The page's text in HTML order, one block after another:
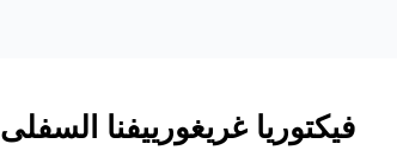
فيكتوريا غريغورييفنا السفلى